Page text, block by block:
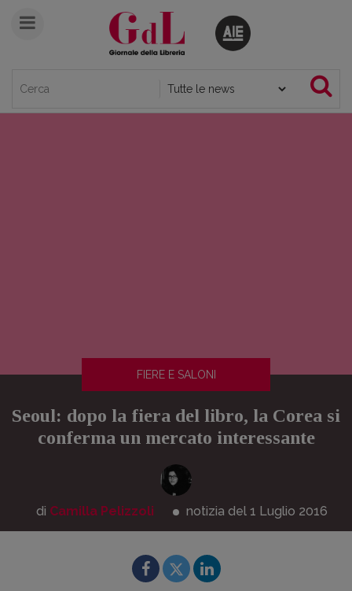
FIERE E SALONI
Seoul: dopo la fiera del libro, la Corea si
conferma un mercato interessante
di Camilla Pelizzoli notizia del 1 Luglio 2016